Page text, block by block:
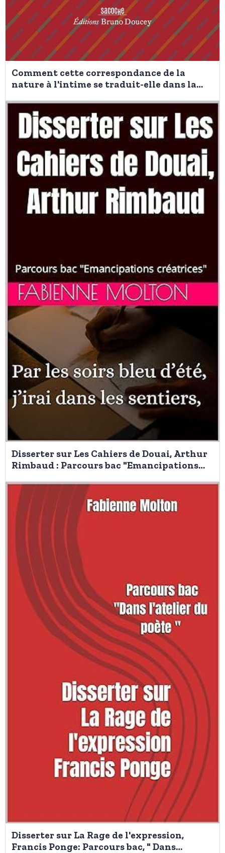
Comment cette correspondance de la
nature à l'intime se traduit-elle dans la
oeuvre au bac
Disserter sur Les Cahiers de Douai, Arthur
Rimbaud : Parcours bac "Emancipations
Disserter sur La Rage de l'expression,
Francis Ponge: Parcours bac, " Dans